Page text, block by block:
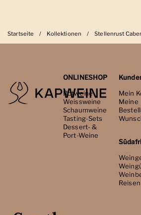
Startseite / Kollektionen / Stellenrust
ONLINESHOP
Rotweine
Weissweine
Schaumweine
Tasting-Sets
Dessert- &
Port-Weine
Mein
Meine
Reisen